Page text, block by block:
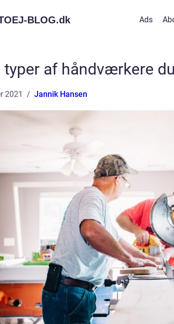
BLOG.dk Ads
typer af håndværkere
2021 Jannik Hansen